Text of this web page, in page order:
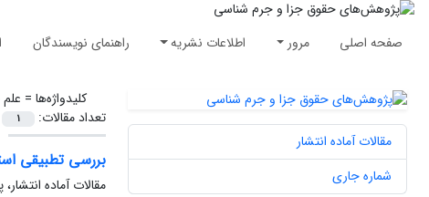
صفحه اصلی مرور اطلاعات نشریه راهنمای نویسندگان
کلیدواژه‌ها =
تعداد مقالات:
1
بررسی تطبیقی
مقالات آماده
مقالات آماده انتشار
شماره جاری